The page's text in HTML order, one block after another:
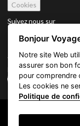
Cookies
Suivez nous sur
Vacation Key Corp.
FLORIDA 33160.
Copyright © 2026 Vacation
Bonjour
Notre site Web
assurer son bon
pour comprendre
Les cookies ne
Politique de